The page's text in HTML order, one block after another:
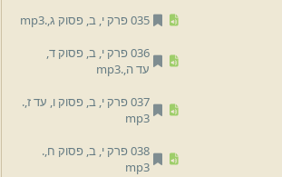
035 פרק י,
ב, פסוק ג,.
mp3
036 פרק י,
ב, פסוק ד,
עד ה,.
mp3
037 פרק י,
ב, פסוק ו, עד ז,.
mp3
038 פרק י,
ב, פסוק ח,.
mp3